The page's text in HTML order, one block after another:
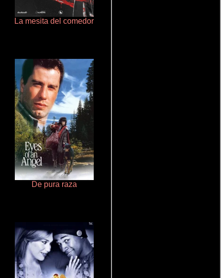
La mesita del comedor
De pura raza